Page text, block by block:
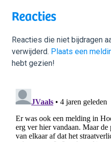
Reacties
Reacties die niet bijdragen
verwijderd. Plaats een
hebt gezien!